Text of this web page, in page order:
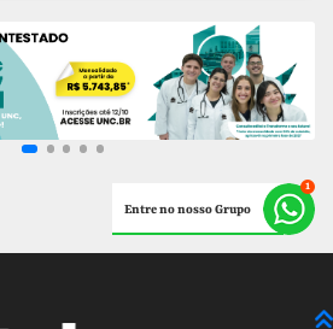
Entre no nosso Grupo